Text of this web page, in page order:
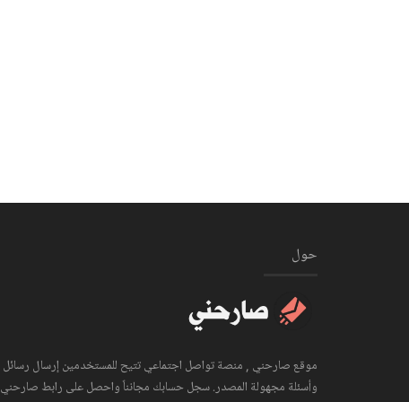
حول
موقع صارحني , منصة تواصل اجتماعي تتيح للمستخدمين إرسال رسائل
وأسئلة مجهولة المصدر. سجل حسابك مجانناً واحصل على رابط صارحني